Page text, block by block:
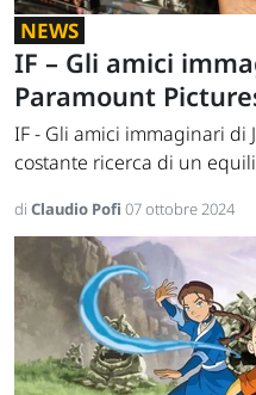
NEWS
IF – Gli amici
Paramount
IF - Gli amici immaginari di
costante ricerca di un
di Claudio Pofi 07 ottobre 2024